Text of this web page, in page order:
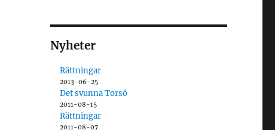
Nyheter
Rättningar
2013-06-25
Det svunna Torsö
2011-08-15
Rättningar
2011-08-07